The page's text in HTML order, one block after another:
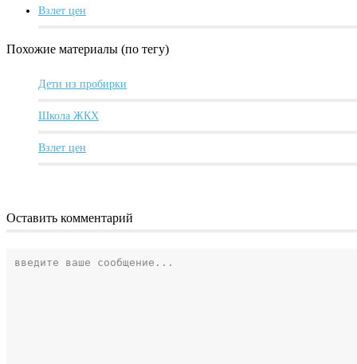
Взлет цен
Похожие материалы (по тегу)
Дети из пробирки
Школа ЖКХ
Взлет цен
Оставить комментарий